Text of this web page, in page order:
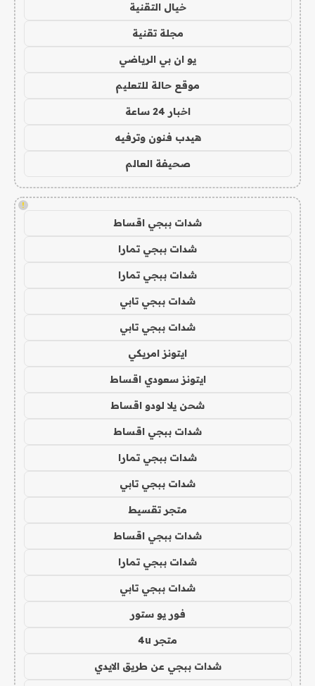
خيال التقنية
مجلة تقنية
يو ان بي الرياضي
موقع حالة للتعليم
اخبار 24 ساعة
هيدب فنون وترفيه
صحيفة العالم
!
شدات ببجي اقساط
شدات ببجي تمارا
شدات ببجي تمارا
شدات ببجي تابي
شدات ببجي تابي
ايتونز امريكي
ايتونز سعودي اقساط
شحن يلا لودو اقساط
شدات ببجي اقساط
شدات ببجي تمارا
شدات ببجي تابي
متجر تقسيط
شدات ببجي اقساط
شدات ببجي تمارا
شدات ببجي تابي
فور يو ستور
متجر 4u
شدات ببجي عن طريق الايدي